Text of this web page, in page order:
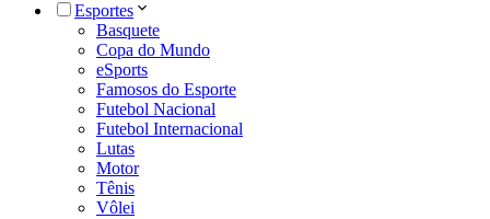
Esportes
Basquete
Copa do Mundo
eSports
Famosos do Esporte
Futebol Nacional
Futebol Internacional
Lutas
Motor
Tênis
Vôlei